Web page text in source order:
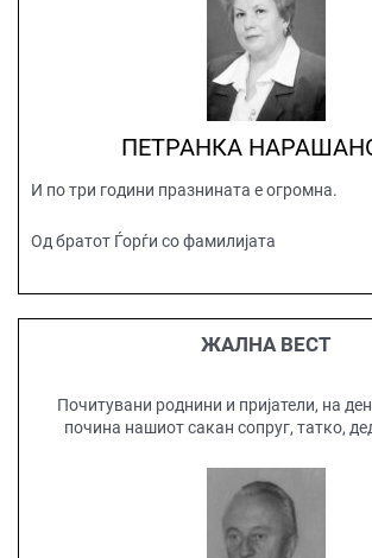
ПЕТРАНКА
И по три години празнината е огромна.
Од братот Ѓорѓи со фамилијата
ЖАЛНА ВЕСТ
Почитувани роднини и пријатели, на
почина нашиот сакан сопруг, татко,